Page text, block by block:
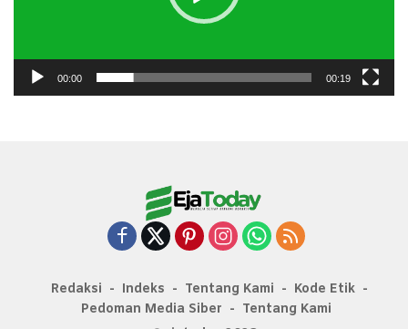
00:00 00:19
Redaksi Indeks Tentang Kami
Kode Etik
Pedoman Media Siber
Tentang Kami